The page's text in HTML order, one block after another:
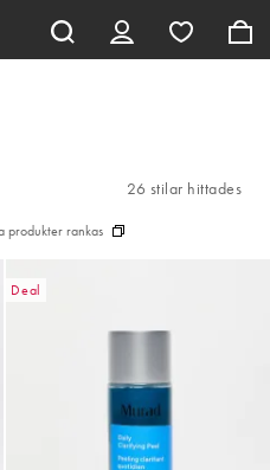
26 stilar hittades
produkter rankas
Deal